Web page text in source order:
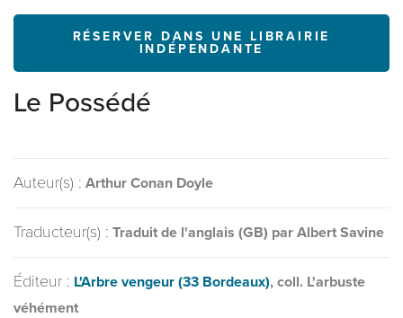
RÉSERVER DANS UNE LIBRAIRIE
INDÉPENDANTE
Le Possédé
Auteur(s) : Arthur Conan Doyle
Traducteur(s) : Traduit de l'anglais (GB) par Albert Savine
Éditeur : L'Arbre vengeur (33 Bordeaux), coll. L'arbuste
véhément